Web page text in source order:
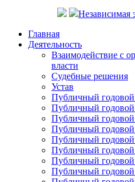
Независимая
Главная
Деятельность
Взаимодействие с
власти
Судебные решения
Устав
Публичный годовой
Публичный годовой
Публичный годовой
Публичный годовой
Публичный годовой
Публичный годовой
Публичный годовой
Публичный годовой